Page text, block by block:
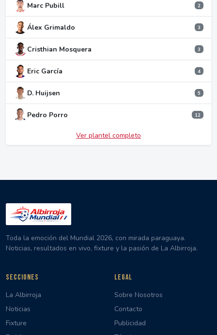
Marc Pubill 2
Álex Grimaldo 3
Cristhian Mosquera 3
Eric García 4
D. Huijsen 5
Pedro Porro 12
Ver plantel completo
Toda la emoción del Mundial 2026, con mirada paraguaya.
Noticias, resultados en vivo, fixture y la pasión de La Albirroja.
SECCIONES
La Albirroja
Noticias
Fixture
LEGAL
Sobre Nosotros
Contacto
Publicidad